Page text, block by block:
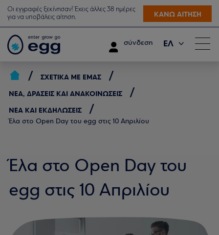
Οι εγγραφές ξεκίνησαν! Έχεις άλλες 38 ημέρες
για να υποβάλεις αίτηση.
ΚΑΝΩ ΑΙΤΗΣΗ
σύνδεση ΕΛ
ΣΧΕΤΙΚΆ ΜΕ ΕΜΆΣ
ΝΈΑ, ΔΡΆΣΕΙΣ ΚΑΙ ΑΝΑΚΟΙΝΏΣΕΙΣ
ΝΈΑ ΚΑΙ ΕΚΔΗΛΏΣΕΙΣ
Έλα στο Open Day του egg στις 10 Απριλίου
Έλα στο Open Day του
egg στις 10 Απριλίου